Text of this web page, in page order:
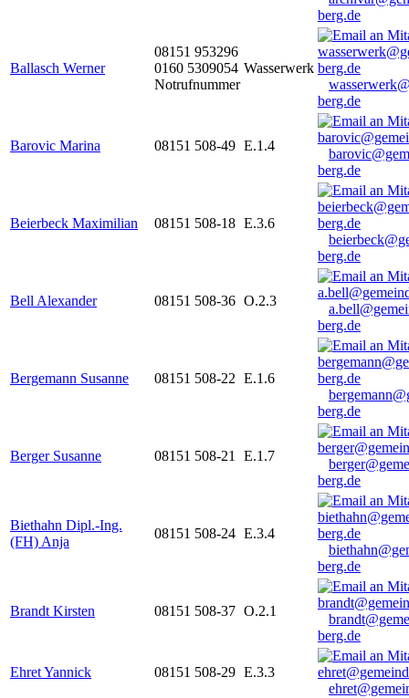
berg.de
Ballasch Werner
08151 953296
0160 5309054
Notrufnummer
Wasserwerk
berg.de
Barovic Marina 08151 508-49 E.1.4
berg.de
Beierbeck Maximilian 08151 508-18 E.3.6
berg.de
Bell Alexander 08151 508-36 O.2.3
berg.de
Bergemann Susanne 08151 508-22 E.1.6
berg.de
Berger Susanne 08151 508-21 E.1.7
berg.de
Biethahn Dipl.-Ing.
(FH) Anja
08151 508-24 E.3.4
berg.de
Brandt Kirsten 08151 508-37 O.2.1
berg.de
Ehret Yannick 08151 508-29 E.3.3